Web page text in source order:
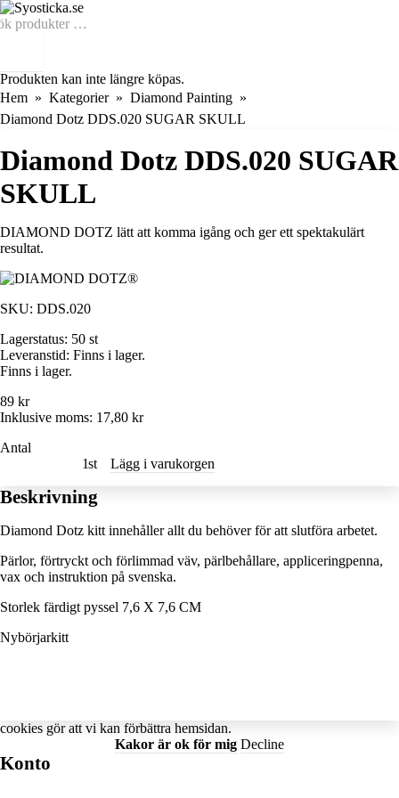
Produkten kan inte längre köpas.
Hem
Kategorier
Diamond Painting
Diamond Dotz DDS.020 SUGAR SKULL
Diamond Dotz DDS.020 SUGAR
SKULL
DIAMOND DOTZ lätt att komma igång och ger ett spektakulärt
resultat.
SKU: DDS.020
Lagerstatus: 50 st
Leveranstid: Finns i lager.
Finns i lager.
89 kr
Inklusive moms: 17,80 kr
Antal
st
Lägg i varukorgen
Beskrivning
Diamond Dotz kitt innehåller allt du behöver för att slutföra arbetet.
Pärlor, förtryckt och förlimmad väv, pärlbehållare, appliceringpenna,
vax och instruktion på svenska.
Storlek färdigt pyssel 7,6 X 7,6 CM
Nybörjarkitt
cookies gör att vi kan förbättra hemsidan.
Kakor är ok för mig Decline
Konto